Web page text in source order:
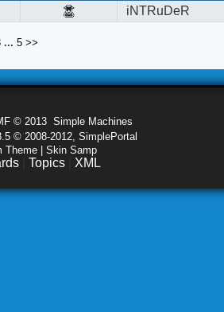
iNTRuDeR
... 5 >>
© 2013 Simple Machines
© 2008-2012, SimplePortal
Theme | Skin Samp
Topics XML